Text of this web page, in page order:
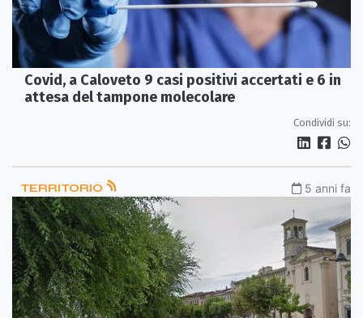
Covid, a Caloveto 9 casi positivi accertati e 6 in
attesa del tampone molecolare
Condividi su:
TERRITORIO 5 anni fa